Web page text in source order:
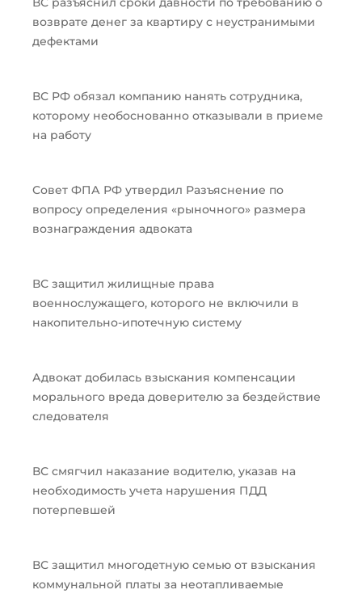
возврате денег за квартиру с неустранимыми
дефектами
ВС РФ обязал компанию нанять сотрудника,
которому необоснованно отказывали в приеме
на работу
Совет ФПА РФ утвердил Разъяснение по
вопросу определения «рыночного» размера
вознаграждения адвоката
ВС защитил жилищные права
военнослужащего, которого не включили в
накопительно-ипотечную систему
Адвокат добилась взыскания компенсации
морального вреда доверителю за бездействие
следователя
ВС смягчил наказание водителю, указав на
необходимость учета нарушения ПДД
потерпевшей
ВС защитил многодетную семью от взыскания
коммунальной платы за неотапливаемые